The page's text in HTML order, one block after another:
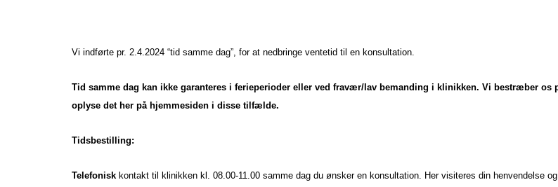
Vi indførte pr. 2.4.2024 “tid samme dag”, for at nedbringe ventetid til en konsultation.
Tid samme dag kan ikke garanteres i ferieperioder eller ved fravær/lav bemanding i klinikken. Vi bestræber os
oplyse det her på hjemmesiden i disse tilfælde.
Tidsbestilling:
Telefonisk kontakt til klinikken kl. 08.00-11.00 samme dag du ønsker en konsultation. Her visiteres din henvendelse